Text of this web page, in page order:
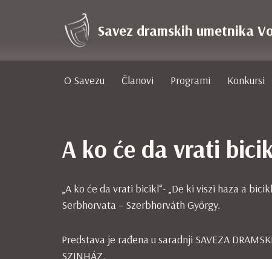
Savez dramskih umetnika
O Savezu Članovi Programi Konkursi
A ko će da vrati
„A ko će da vrati bicikl“- „De ki viszi haza a
Serbhorvata – Szerbhorváth Győrgy.
Predstava je rađena u saradnji SAVEZA
SZINHÁZ.